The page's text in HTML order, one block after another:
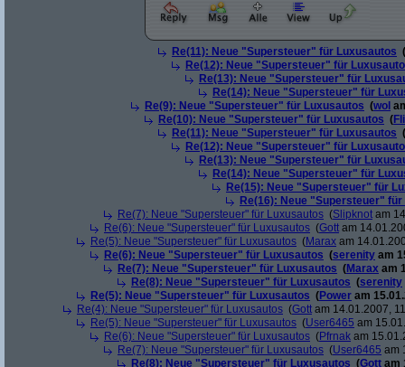
Re(11): Neue "Supersteuer" für Luxusautos (
Re(12): Neue "Supersteuer" für
Re(13): Neue "Supersteuer" für
Re(14): Neue "Supersteuer" für
Re(9): Neue "Supersteuer" für Luxusautos (wol
Re(10): Neue "Supersteuer" für Luxusautos (
Re(11): Neue "Supersteuer" für Luxusautos (
Re(12): Neue "Supersteuer" für
Re(13): Neue "Supersteuer" für
Re(14): Neue "Supersteuer" für
Re(15): Neue "Supersteuer" für
Re(16): Neue "Supersteuer"
Re(7): Neue "Supersteuer" für Luxusautos (Slipknot am
Re(6): Neue "Supersteuer" für Luxusautos (Gott am
Re(5): Neue "Supersteuer" für Luxusautos (Marax am
Re(6): Neue "Supersteuer" für Luxusautos (serenity am
Re(7): Neue "Supersteuer" für Luxusautos (Marax am
Re(8): Neue "Supersteuer" für Luxusautos (serenity
Re(5): Neue "Supersteuer" für Luxusautos (Power am
Re(4): Neue "Supersteuer" für Luxusautos (Gott am 14.01.2007,
Re(5): Neue "Supersteuer" für Luxusautos (User6465 am
Re(6): Neue "Supersteuer" für Luxusautos (Pfrnak am
Re(7): Neue "Supersteuer" für Luxusautos (User6465 am
Re(8): Neue "Supersteuer" für Luxusautos (Gott am